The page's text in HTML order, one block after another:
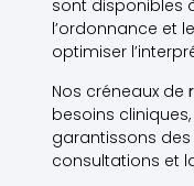
sont disponibles
l’ordonnance et
optimiser
Nos créneaux de
besoins
garantissons
consultations et